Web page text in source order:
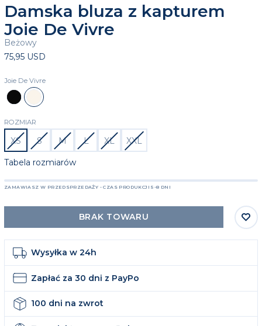
Damska bluza z kapturem
Joie De Vivre
Beżowy
75,95 USD
Joie De Vivre
CzarnyBeżowy
ROZMIAR
XS S M L XL XXL
Tabela rozmiarów
ZAMAWIASZ W PRZEDSPRZEDAŻY - CZAS PRODUKCJI 5-8 DNI
BRAK TOWARU
Wysyłka w 24h
Zapłać za 30 dni z PayPo
100 dni na zwrot